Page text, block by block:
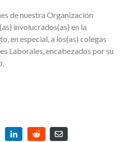
de nuestra Organización
involucrados(as) en la
en especial, a los(as) colegas
Laborales, encabezados por su